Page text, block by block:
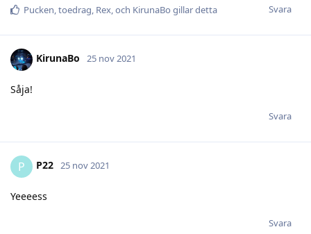
Svara
Pucken toedrag Rex , och KirunaBo gillar detta
KirunaBo 25 nov 2021
Såja!
Svara
P P22 25 nov 2021
Yeeeess
Svara